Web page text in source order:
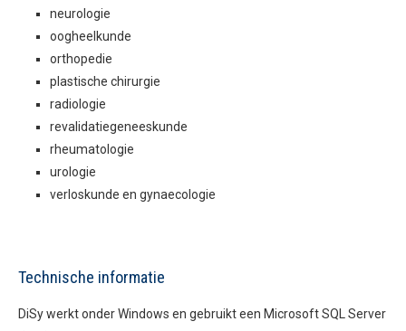
neurologie
oogheelkunde
orthopedie
plastische chirurgie
radiologie
revalidatiegeneeskunde
rheumatologie
urologie
verloskunde en gynaecologie
Technische informatie
DiSy werkt onder Windows en gebruikt een Microsoft SQL Server